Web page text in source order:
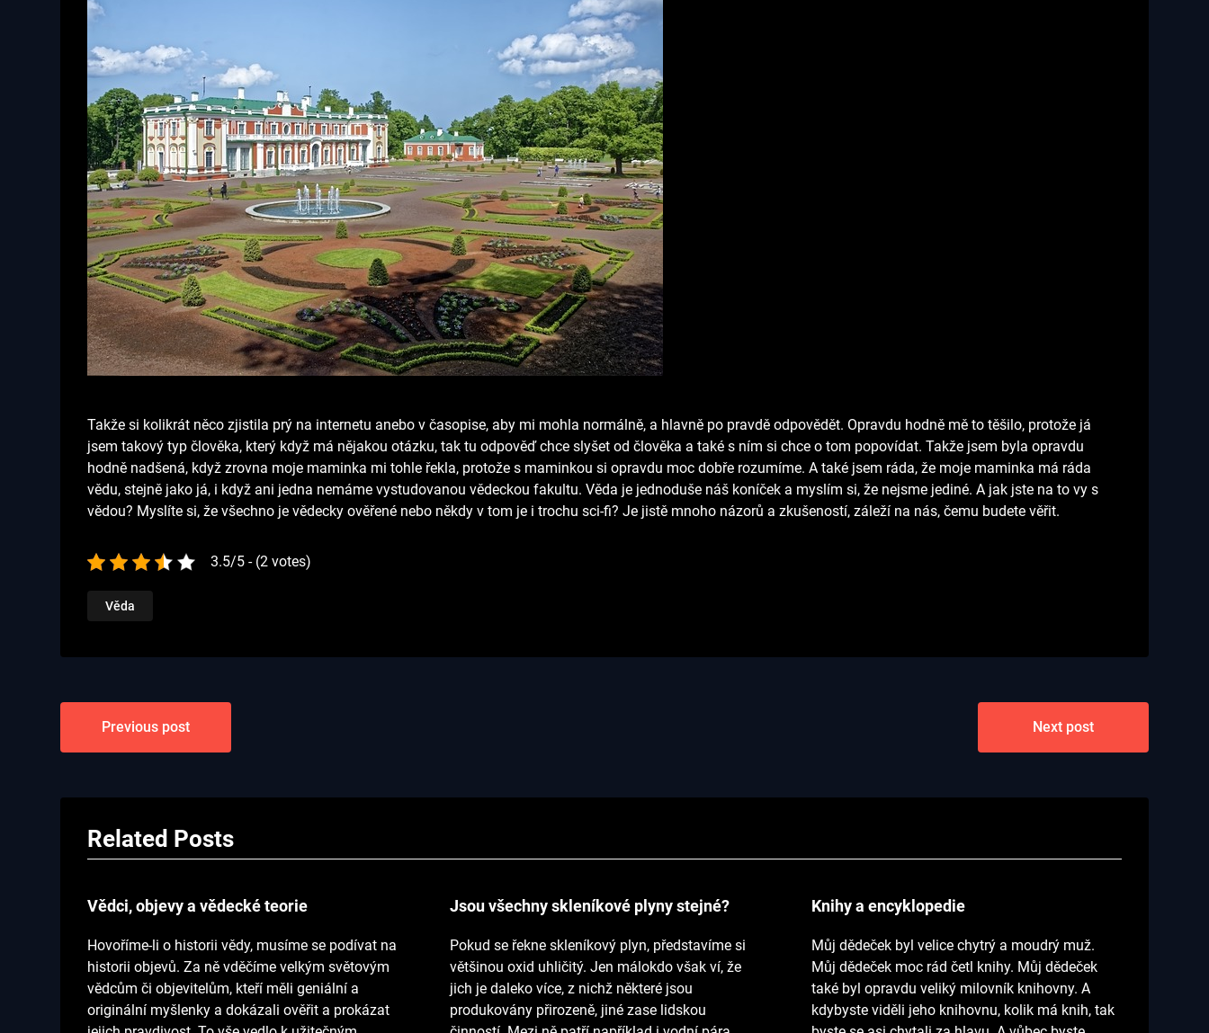
Takže si kolikrát něco zjistila prý na internetu anebo v časopise, aby mi mohla normálně, a hlavně po pravdě odpovědět. Opravdu hodně mě to těšilo, protože já
jsem takový typ člověka, který když má nějakou otázku, tak tu odpověď chce slyšet od člověka a také s ním si chce o tom popovídat. Takže jsem byla opravdu
hodně nadšená, když zrovna moje maminka mi tohle řekla, protože s maminkou si opravdu moc dobře rozumíme. A také jsem ráda, že moje maminka má ráda
vědu, stejně jako já, i když ani jedna nemáme vystudovanou vědeckou fakultu. Věda je jednoduše náš koníček a myslím si, že nejsme jediné. A jak jste na to vy s
vědou? Myslíte si, že všechno je vědecky ověřené nebo někdy v tom je i trochu sci-fi? Je jistě mnoho názorů a zkušeností, záleží na nás, čemu budete věřit.
3.5/5 - (2 votes)
Věda
Navigace
pro
příspěvek
Previous post Next post
Related Posts
Vědci, objevy a vědecké teorie
Hovoříme-li o historii vědy, musíme se podívat na
historii objevů. Za ně vděčíme velkým světovým
vědcům či objevitelům, kteří měli geniální a
originální myšlenky a dokázali ověřit a prokázat
Jsou všechny skleníkové plyny stejné?
Pokud se řekne skleníkový plyn, představíme si
většinou oxid uhličitý. Jen málokdo však ví, že
jich je daleko více, z nichž některé jsou
produkovány přirozeně, jiné zase lidskou
Knihy a encyklopedie
Můj dědeček byl velice chytrý a moudrý muž.
Můj dědeček moc rád četl knihy. Můj dědeček
také byl opravdu veliký milovník knihovny. A
kdybyste viděli jeho knihovnu, kolik má knih, tak